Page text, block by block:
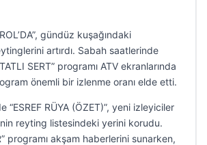
gündüz kuşağındaki
artırdı. Sabah saatlerinde
SERT” programı ATV ekranlarında
önemli bir izlenme oranı elde etti.
“ESREF RÜYA (ÖZET)”, yeni izleyiciler
reyting listesindeki yerini korudu.
programı akşam haberlerini sunarken,